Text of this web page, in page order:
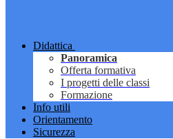
Didattica
Panoramica
Offerta formativa
I progetti delle classi
Formazione
Info utili
Orientamento
Sicurezza